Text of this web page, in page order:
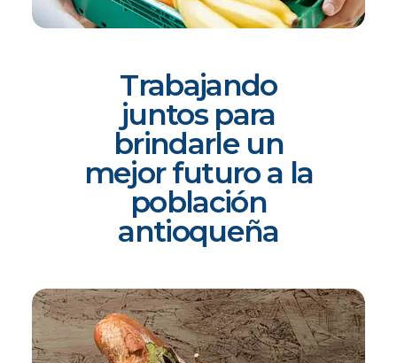
Trabajando
juntos para
brindarle un
mejor futuro a la
población
antioqueña